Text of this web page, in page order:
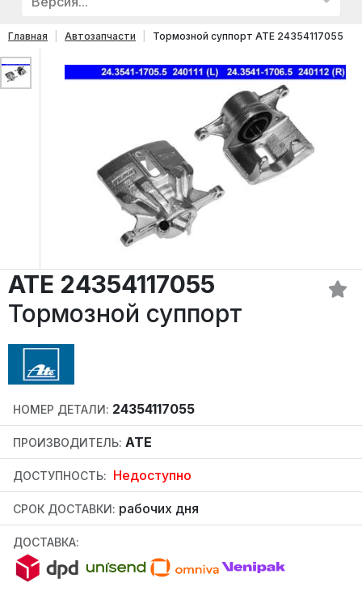
Главная Автозапчасти Тормозной суппорт ATE 24354117055
ATE 24354117055
Тормозной суппорт
НОМЕР ДЕТАЛИ: 24354117055
ПРОИЗВОДИТЕЛЬ: ATE
ДОСТУПНОСТЬ: Недоступно
СРОК ДОСТАВКИ: рабочих дня
ДОСТАВКА: